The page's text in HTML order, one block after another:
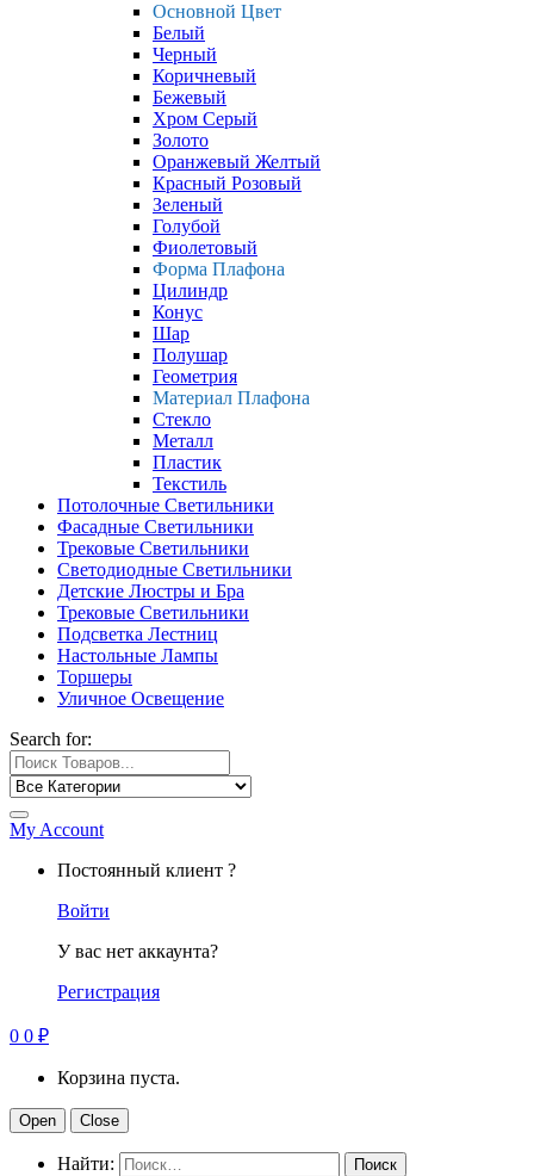
Основной Цвет
Белый
Черный
Коричневый
Бежевый
Хром Серый
Золото
Оранжевый Желтый
Красный Розовый
Зеленый
Голубой
Фиолетовый
Форма Плафона
Цилиндр
Конус
Шар
Полушар
Геометрия
Материал Плафона
Стекло
Металл
Пластик
Текстиль
Потолочные Светильники
Фасадные Светильники
Трековые Светильники
Светодиодные Светильники
Детские Люстры и Бра
Трековые Светильники
Подсветка Лестниц
Настольные Лампы
Торшеры
Уличное Освещение
Search for:
My Account
Постоянный клиент ?
Войти
У вас нет аккаунта?
Регистрация
0 0 ₽
Корзина пуста.
Open Close
Найти: